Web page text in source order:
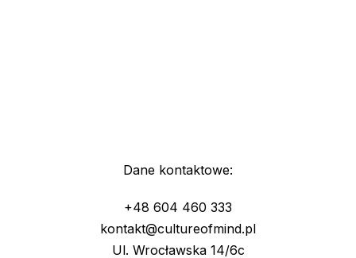
Dane kontaktowe:
+48 604 460 333
kontakt@cultureofmind.pl
Ul. Wrocławska 14/6c